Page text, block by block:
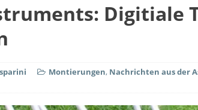
Digitiale
Montierungen, Nachrichten aus der